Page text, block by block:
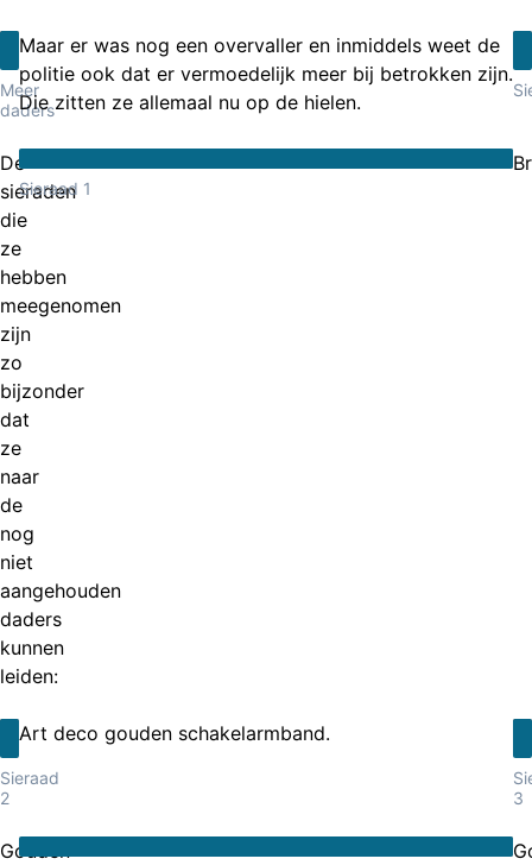
Meer
daders
Maar er was nog een overvaller en inmiddels weet de
politie ook dat er vermoedelijk meer bij betrokken zijn.
Die zitten ze allemaal nu op de hielen.
De
sieraden
die
ze
hebben
meegenomen
zijn
zo
bijzonder
dat
ze
naar
de
nog
niet
aangehouden
daders
kunnen
leiden:
Sieraad 1
Sieraad
2
Art deco gouden schakelarmband.
3
Gouden